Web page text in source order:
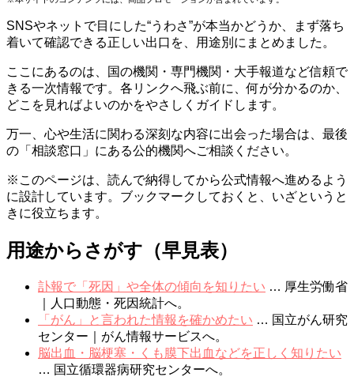
SNSやネットで目にした“うわさ”が本当かどうか、まず落ち
着いて確認できる正しい出口を、用途別にまとめました。
ここにあるのは、国の機関・専門機関・大手報道など信頼で
きる一次情報です。各リンクへ飛ぶ前に、何が分かるのか、
どこを見ればよいのかをやさしくガイドします。
万一、心や生活に関わる深刻な内容に出会った場合は、最後
の「相談窓口」にある公的機関へご相談ください。
※このページは、読んで納得してから公式情報へ進めるよう
に設計しています。ブックマークしておくと、いざというと
きに役立ちます。
用途からさがす（早見表）
訃報で「死因」や全体の傾向を知りたい … 厚生労働省
｜人口動態・死因統計へ。
「がん」と言われた情報を確かめたい … 国立がん研究
センター｜がん情報サービスへ。
脳出血・脳梗塞・くも膜下出血などを正しく知りたい
… 国立循環器病研究センターへ。